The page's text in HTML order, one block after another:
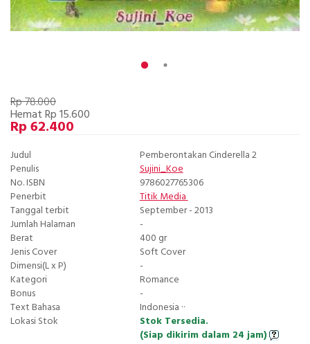
Rp 78.000
Hemat Rp 15.600
Rp 62.400
Judul
Pemberontakan Cinderella 2
Penulis
Sujini_Koe
No. ISBN
9786027765306
Penerbit
Titik Media
Tanggal terbit
September - 2013
Jumlah Halaman
-
Berat
400 gr
Jenis Cover
Soft Cover
Dimensi(L x P)
-
Kategori
Romance
Bonus
-
Text Bahasa
Indonesia ··
Lokasi Stok
Stok Tersedia.
(Siap dikirim dalam 24 jam)